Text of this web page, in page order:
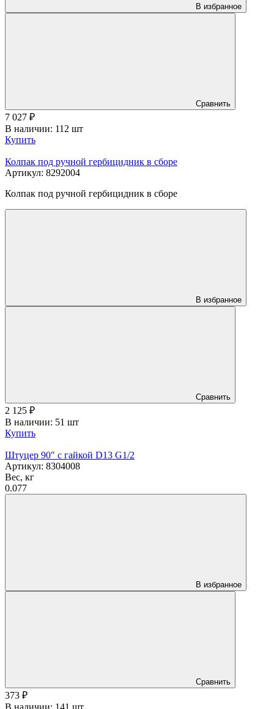
В избранное
Сравнить
7 027 ₽
В наличии: 112 шт
Купить
Колпак под ручной гербицидник в сборе
Артикул: 8292004
Колпак под ручной гербицидник в сборе
В избранное
Сравнить
2 125 ₽
В наличии: 51 шт
Купить
Штуцер 90" с гайкой D13 G1/2
Артикул: 8304008
Вес, кг
0.077
В избранное
Сравнить
373 ₽